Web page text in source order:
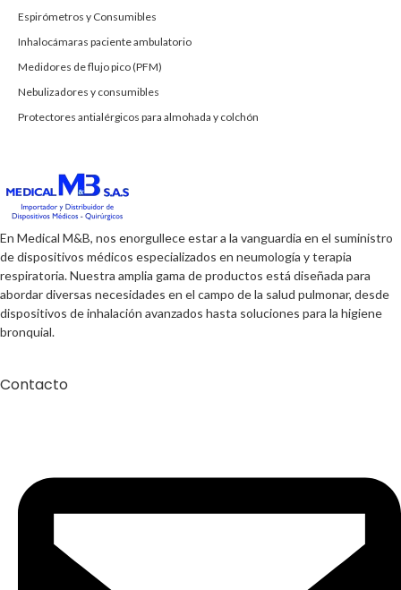
Espirómetros y Consumibles
Inhalocámaras paciente ambulatorio
Medidores de flujo pico (PFM)
Nebulizadores y consumibles
Protectores antialérgicos para almohada y colchón
En Medical M&B, nos enorgullece estar a la vanguardia en el suministro
de dispositivos médicos especializados en neumología y terapia
respiratoria. Nuestra amplia gama de productos está diseñada para
abordar diversas necesidades en el campo de la salud pulmonar, desde
dispositivos de inhalación avanzados hasta soluciones para la higiene
bronquial.
Contacto